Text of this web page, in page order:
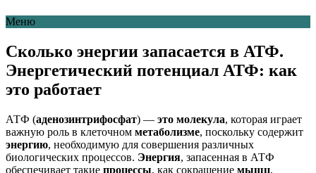
Меню
Сколько энергии запасается в АТФ.
Энергетический потенциал АТФ: как
это работает
АТФ (аденозинтрифосфат) — это молекула, которая играет
важную роль в клеточном метаболизме, поскольку содержит
энергию, необходимую для совершения различных
биологических процессов. Энергия, запасенная в АТФ
обеспечивает такие процессы, как сокращение мышц,